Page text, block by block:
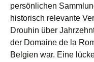
persönlichen
historisch relevante
Drouhin über
der Domaine de la
Belgien war. Eine